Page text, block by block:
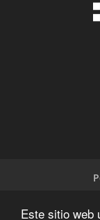
Este sitio web